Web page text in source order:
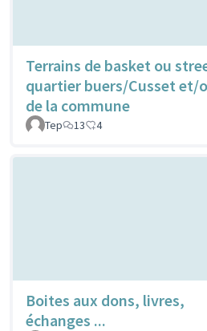
Terrains de basket ou
quartier buers/Cusset et/
de la commune
Tep 13 4
Boites aux dons, livres,
échanges ...